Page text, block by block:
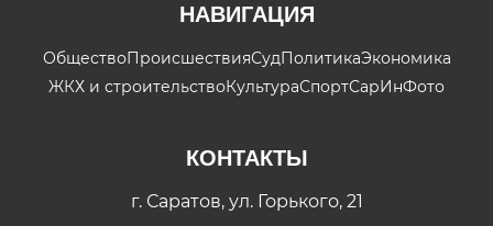
НАВИГАЦИЯ
ОбществоПроисшествияСудПолитикаЭкономика
ЖКХ и строительствоКультураСпортСарИнФото
КОНТАКТЫ
г. Саратов, ул. Горького, 21